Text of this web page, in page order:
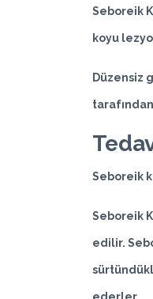
Seboreik
koyu
Düzensiz
Seboreik
Seboreik
edilir.